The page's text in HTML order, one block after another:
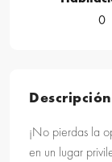
0
Descripción
¡No pierdas la
en un lugar